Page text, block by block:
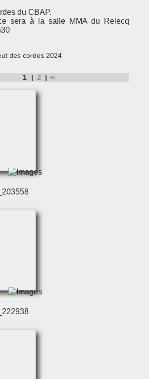
du CBAP.
sera à la salle MMA du Relecq
des cordes 2024
1 2 ∞